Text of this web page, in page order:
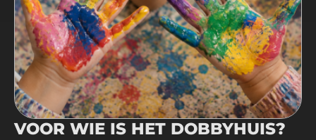
VOOR WIE IS HET DOBBYHUIS?